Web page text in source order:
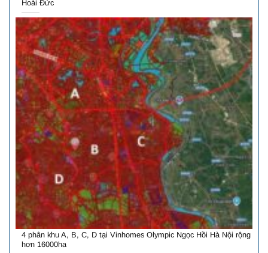
Hoài Đức
4 phân khu A, B, C, D tại Vinhomes Olympic Ngọc Hồi Hà Nội rộng
hơn 16000ha